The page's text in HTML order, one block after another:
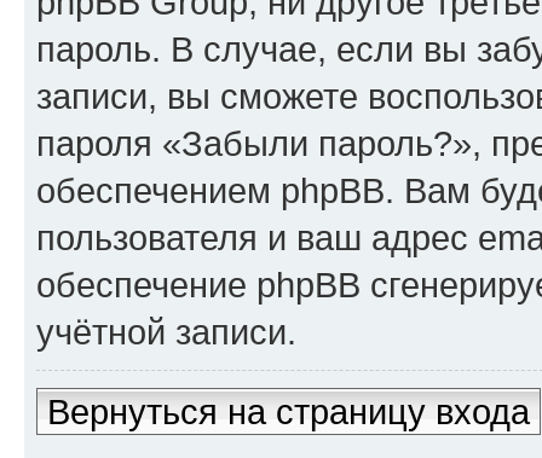
пароль. В случае, если вы
записи, вы сможете
пароля «Забыли пароль?»,
обеспечением phpBB. Вам
пользователя и ваш адрес
обеспечение phpBB
учётной записи.
Вернуться на страницу входа